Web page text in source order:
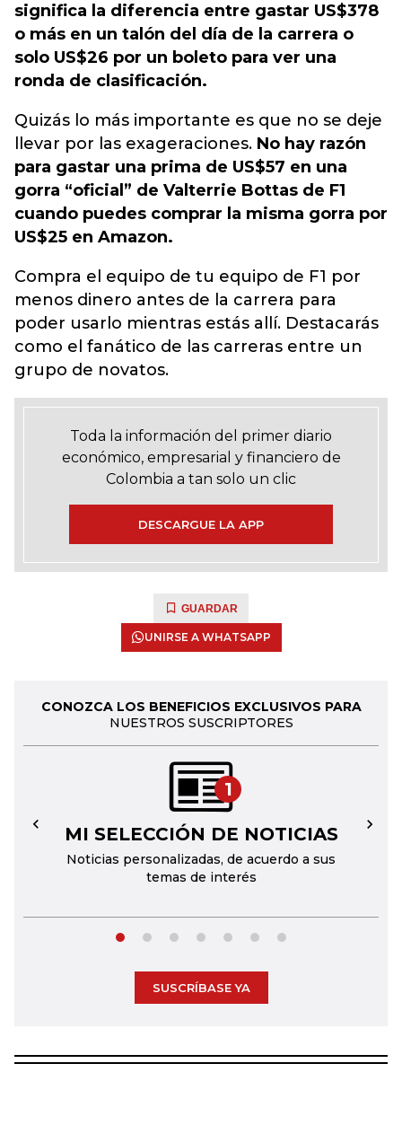
significa la diferencia entre gastar US$378
o más en un talón del día de la carrera o
solo US$26 por un boleto para ver una
ronda de clasificación.
Quizás lo más importante es que no se deje
llevar por las exageraciones. No hay razón
para gastar una prima de US$57 en una
gorra “oficial” de Valterrie Bottas de F1
cuando puedes comprar la misma gorra por
US$25 en Amazon.
Compra el equipo de tu equipo de F1 por
menos dinero antes de la carrera para
poder usarlo mientras estás allí. Destacarás
como el fanático de las carreras entre un
grupo de novatos.
Toda la información del primer diario
económico, empresarial y financiero de
Colombia a tan solo un clic
DESCARGUE LA APP
GUARDAR
UNIRSE A WHATSAPP
CONOZCA LOS BENEFICIOS EXCLUSIVOS PARA
NUESTROS SUSCRIPTORES
1
MI SELECCIÓN DE NOTICIAS
Noticias personalizadas, de acuerdo a sus
temas de interés
← →
SUSCRÍBASE YA